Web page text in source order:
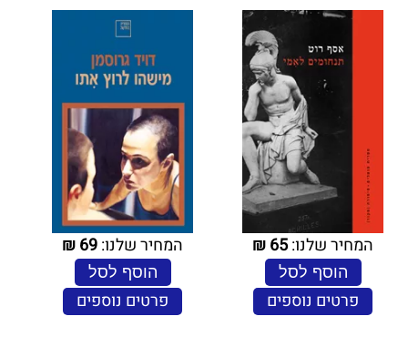
המחיר שלנו:65
₪
הוסף לסל
פרטים נוספים
המחיר שלנו:69
₪
הוסף לסל
פרטים נוספים